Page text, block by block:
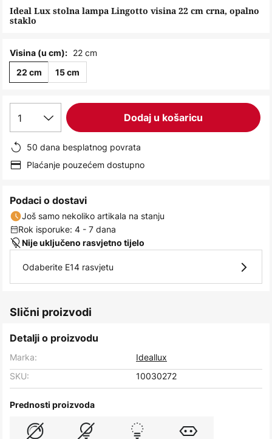
of
the
gallery
Ideal Lux stolna lampa Lingotto visina 22 cm crna, opalno
staklo
Visina (u cm): 22 cm
22 cm 15 cm
1 Dodaj u košaricu
50 dana besplatnog povrata
Plaćanje pouzećem dostupno
Podaci o dostavi
Još samo nekoliko artikala na stanju
Rok isporuke: 4 - 7 dana
Nije uključeno rasvjetno tijelo
Odaberite E14 rasvjetu
Slični proizvodi
Detalji o proizvodu
Marka:
Ideallux
SKU:
10030272
Prednosti proizvoda